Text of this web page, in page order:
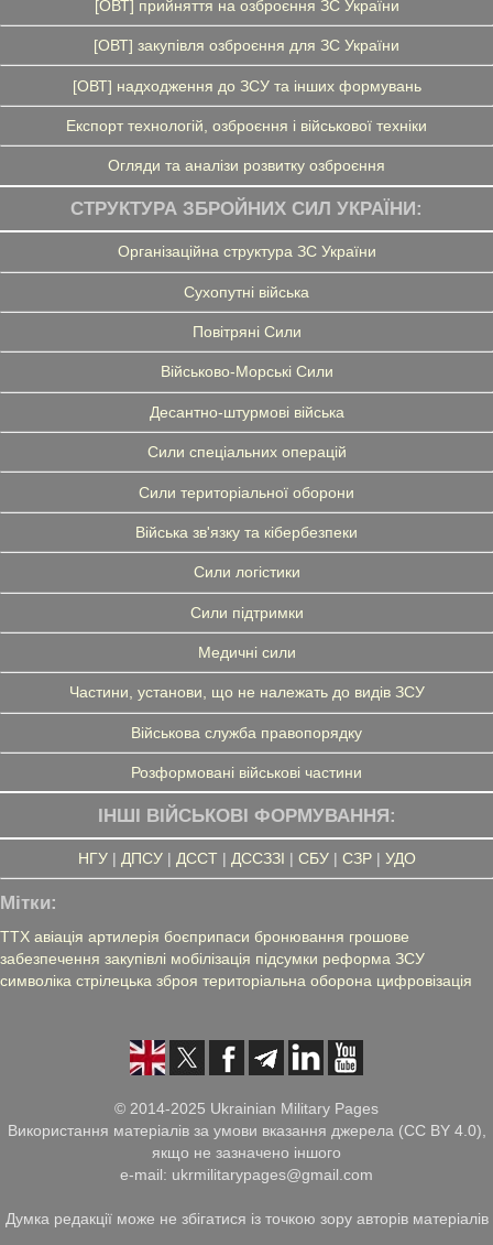
[ОВТ] прийняття на озброєння ЗС України
[ОВТ] закупівля озброєння для ЗС України
[ОВТ] надходження до ЗСУ та інших формувань
Експорт технологій, озброєння і військової техніки
Огляди та аналізи розвитку озброєння
СТРУКТУРА ЗБРОЙНИХ СИЛ УКРАЇНИ:
Організаційна структура ЗС України
Сухопутні війська
Повітряні Сили
Військово-Морські Сили
Десантно-штурмові війська
Сили спеціальних операцій
Сили територіальної оборони
Війська зв'язку та кібербезпеки
Сили логістики
Сили підтримки
Медичні сили
Частини, установи, що не належать до видів ЗСУ
Військова служба правопорядку
Розформовані військові частини
ІНШІ ВІЙСЬКОВІ ФОРМУВАННЯ:
НГУ| ДПСУ| ДССТ| ДССЗЗІ | СБУ| СЗР| УДО
Мітки:
ТТХ авіація артилерія боєприпаси бронювання грошове
забезпечення закупівлі мобілізація підсумки реформа ЗСУ
символіка стрілецька зброя територіальна оборона цифровізація
© 2014-2025 Ukrainian Military Pages
Використання матеріалів за умови вказання джерела (CC BY 4.0),
якщо не зазначено іншого
e-mail: ukrmilitarypages@gmail.com
Думка редакції може не збігатися із точкою зору авторів матеріалів